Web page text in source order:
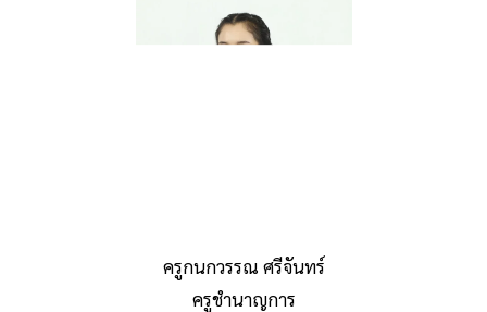
ครูกนกวรรณ ศรีจันทร์
ครูชำนาญการ